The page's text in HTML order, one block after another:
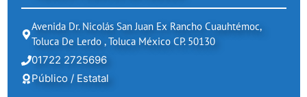
Avenida Dr. Nicolás San Juan Ex Rancho Cuauhtémoc,
Toluca De Lerdo , Toluca México CP. 50130
01722 2725696
Público / Estatal